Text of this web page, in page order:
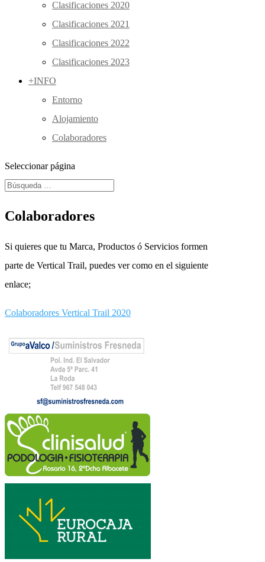
Clasificaciones 2020
Clasificaciones 2021
Clasificaciones 2022
Clasificaciones 2023
+INFO
Entorno
Alojamiento
Colaboradores
Seleccionar página
Colaboradores
Si quieres que tu Marca, Productos ó Servicios formen
parte de Vertical Trail, puedes ver como en el siguiente
enlace;
Colaboradores Vertical Trail 2020